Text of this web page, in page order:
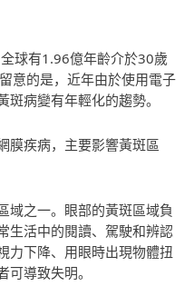
球有1.96億年齡介於30歲
意的是，近年由於使用電子
斑病變有年輕化的趨勢。
膜疾病，主要影響黃斑區
域之一。眼部的黃斑區域負
生活中的閱讀、駕駛和辨認
力下降、用眼時出現物體扭
導致失明。